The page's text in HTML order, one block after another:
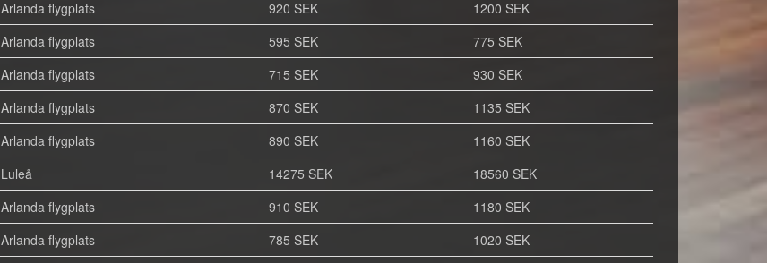
Arlanda flygplats 920 SEK
1200 SEK
Arlanda flygplats 595 SEK
775 SEK
Arlanda flygplats 715 SEK
930 SEK
Arlanda flygplats 870 SEK
1135 SEK
Arlanda flygplats 890 SEK
1160 SEK
Luleå 14275 SEK
18560 SEK
Arlanda flygplats 910 SEK
1180 SEK
Arlanda flygplats 785 SEK
1020 SEK